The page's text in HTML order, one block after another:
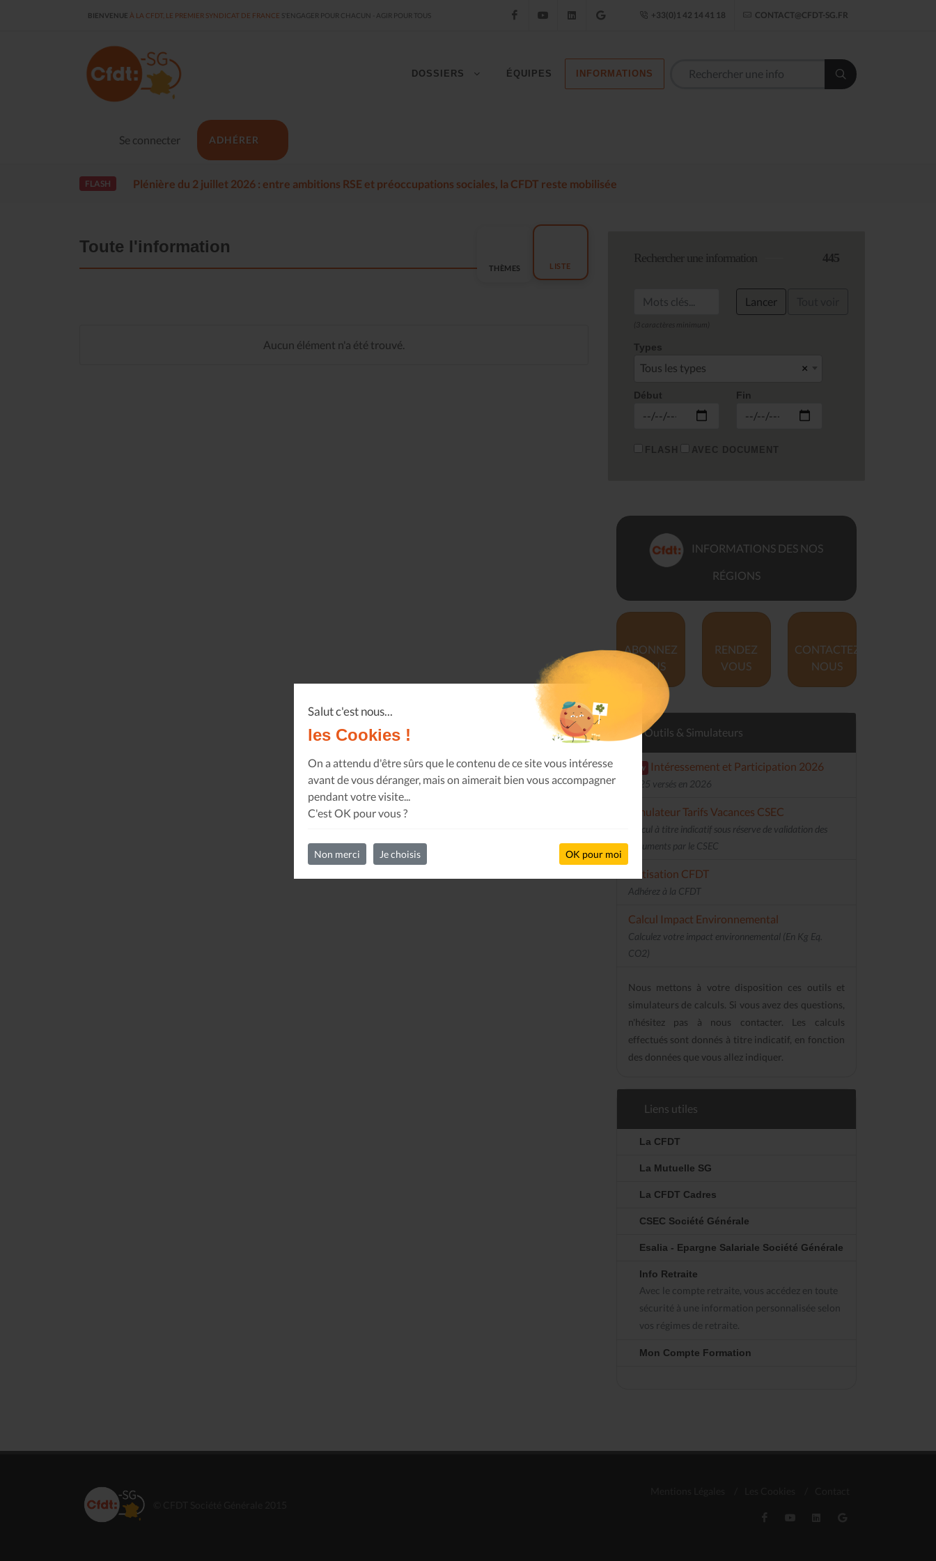
Salut c'est nous...
les Cookies !
On a attendu d'être sûrs que le contenu de ce site vous intéresse
avant de vous déranger, mais on aimerait bien vous accompagner
pendant votre visite...
C'est OK pour vous ?
Non merci Je choisis OK pour moi
BIENVENUE À LA CFDT, LE PREMIER SYNDICAT DE FRANCE S'ENGAGER POUR CHACUN - AGIR POUR TOUS FacebookYouTube LinkedIn Google Établissement
+33(0)1 42 14 41 18 CONTACT@CFDT-SG.FR
Se connecter ADHÉRER
DOSSIERS ÉQUIPES INFORMATIONS
FLASH Plénière du 2 juillet 2026 : entre ambitions RSE et préoccupations sociales, la CFDT reste mobilisée
Toute l'information
THÈMES LISTE
Aucun élément n'a été trouvé.
Rechercher une information 445
Lancer
Types
×
Tous les types
Début Fin
FLASH AVEC DOCUMENT
INFORMATIONS DES NOS
RÉGIONS
ABONNEZ
VOUS
RENDEZ
VOUS
CONTACTEZ
NOUS
Outils & Simulateurs
new Intéressement et Participation 2026
2025 versés en 2026
Simulateur Tarifs Vacances CSEC
Calcul à titre indicatif sous réserve de validation des
documents par le CSEC
Cotisation CFDT
Adhérez à la CFDT
Calcul Impact Environnemental
Calculez votre impact environnemental (En Kg Eq.
CO2)
Nous mettons à votre disposition ces outils et
simulateurs de calculs. Si vous avez des questions,
n'hésitez pas à nous contacter. Les calculs
effectués sont donnés à titre indicatif, en fonction
des données que vous allez indiquer.
Liens utiles
La CFDT
La Mutuelle SG
La CFDT Cadres
CSEC Société Générale
Esalia - Epargne Salariale Société Générale
Info Retraite
Avec le compte retraite, vous accédez en toute
sécurité à une information personnalisée selon
vos régimes de retraite.
Mon Compte Formation